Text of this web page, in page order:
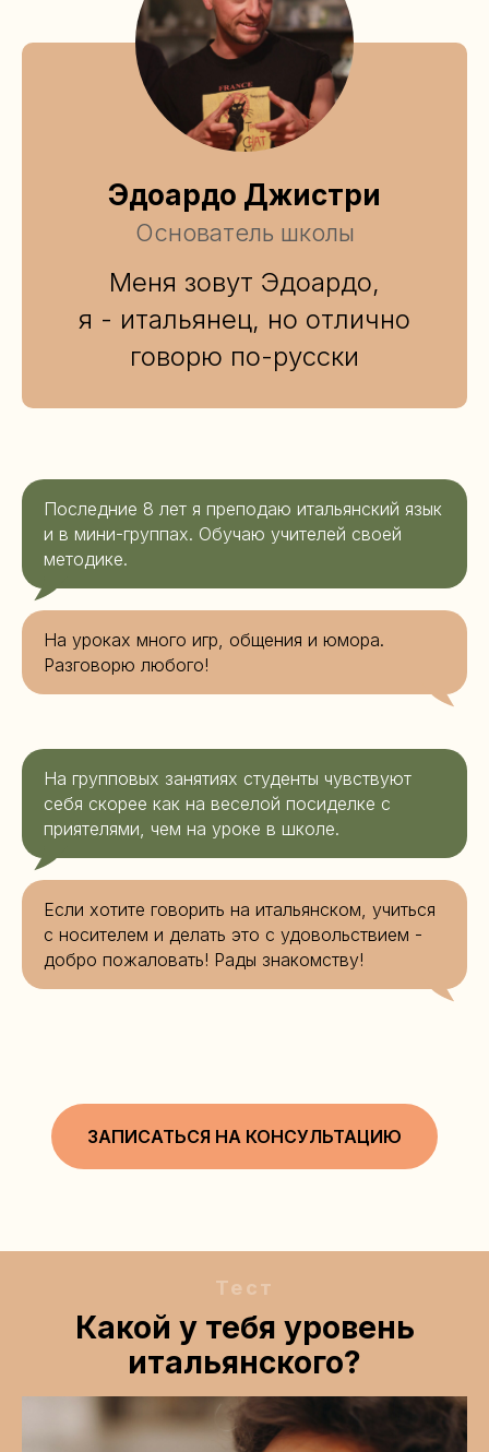
Эдоардо Джистри
Основатель школы
Меня зовут Эдоардо,
я - итальянец, но отлично
говорю по-русски
Последние 8 лет я преподаю итальянский язык
и в мини-группах. Обучаю учителей своей
методике.
На уроках много игр, общения и юмора.
Разговорю любого!
На групповых занятиях студенты чувствуют
себя скорее как на веселой посиделке с
приятелями, чем на уроке в школе.
Если хотите говорить на итальянском, учиться
с носителем и делать это с удовольствием -
добро пожаловать! Рады знакомству!
ЗАПИСАТЬСЯ НА КОНСУЛЬТАЦИЮ
Тест
Какой у тебя уровень
итальянского?